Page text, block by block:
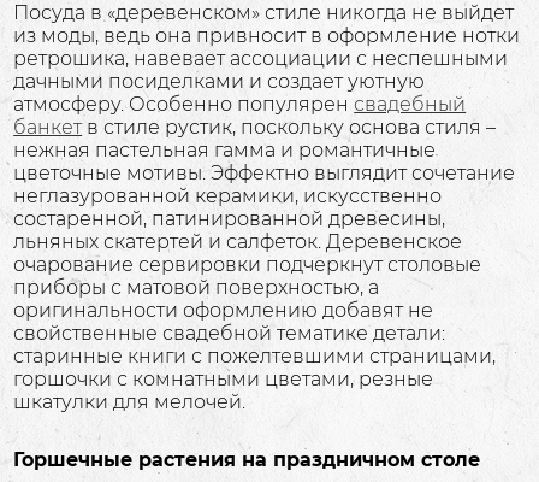
Посуда в «деревенском» стиле никогда не выйдет
из моды, ведь она привносит в оформление нотки
ретрошика, навевает ассоциации с неспешными
дачными посиделками и создает уютную
атмосферу. Особенно популярен свадебный
банкетв стиле рустик, поскольку основа стиля –
нежная пастельная гамма и романтичные
цветочные мотивы. Эффектно выглядит сочетание
неглазурованной керамики, искусственно
состаренной, патинированной древесины,
льняных скатертей и салфеток. Деревенское
очарование сервировки подчеркнут столовые
приборы с матовой поверхностью, а
оригинальности оформлению добавят не
свойственные свадебной тематике детали:
старинные книги с пожелтевшими страницами,
горшочки с комнатными цветами, резные
шкатулки для мелочей.
Горшечные растения на праздничном столе